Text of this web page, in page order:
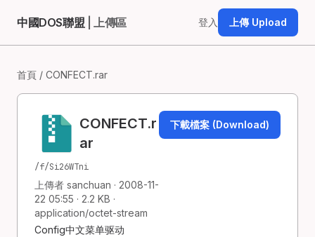
中國DOS聯盟 | 上傳區 登入 上傳 Upload
首頁 / CONFECT.rar
CONFECT.r
ar
/f/Si26WTni
上傳者 sanchuan · 2008-11-
22 05:55 · 2.2 KB ·
application/octet-stream
Config中文菜单驱动
下載檔案 (Download)